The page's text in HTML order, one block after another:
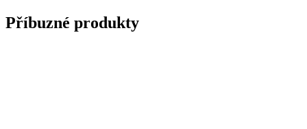
Příbuzné produkty